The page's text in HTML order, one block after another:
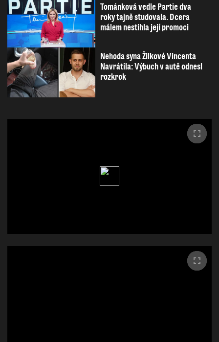
Tománková vedle Partie dva
roky tajně studovala. Dcera
málem nestihla její promoci
Nehoda syna Žilkové Vincenta
Navrátila: Výbuch v autě odnesl
rozkrok